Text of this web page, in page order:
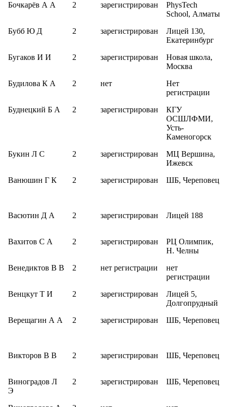
Бочкарёв А А
2 зарегистрирован
PhysTech
School, Алматы
Бубб Ю Д
2 зарегистрирован
Лицей 130,
Екатеринбург
Бугаков И И
2 зарегистрирован
Новая школа,
Москва
Будилова К А
2 нет
Нет
регистрации
Буднецкий Б А
2 зарегистрирован
КГУ
ОСШЛФМИ,
Усть-
Каменогорск
Букин Л С
2 зарегистрирован
МЦ Вершина,
Ижевск
Ванюшин Г К
2 зарегистрирован ШБ, Череповец
Васютин Д А 2 зарегистрирован Лицей 188
Вахитов С А 2 зарегистрирован
РЦ Олимпик,
Н. Челны
Венедиктов В В
2 нет регистрации
нет
регистрации
Венцкут Т И
2 зарегистрирован
Лицей 5,
Долгопрудный
Верещагин А А
2 зарегистрирован ШБ, Череповец
Викторов В В 2 зарегистрирован ШБ, Череповец
Виноградов Л
Э
2 зарегистрирован ШБ, Череповец